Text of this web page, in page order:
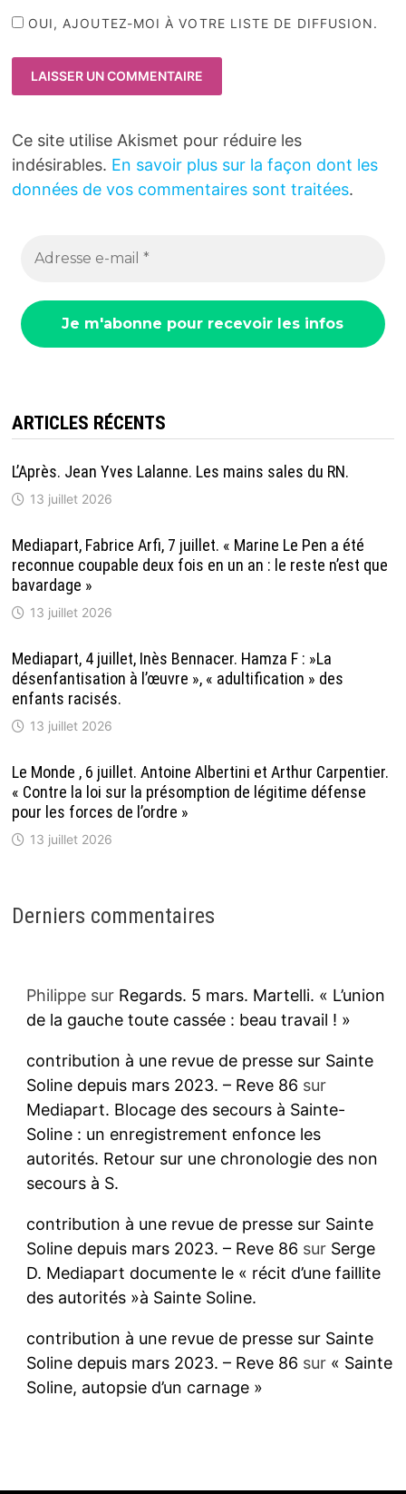
OUI, AJOUTEZ-MOI À VOTRE LISTE DE DIFFUSION.
Ce site utilise Akismet pour réduire les
indésirables. En savoir plus sur la façon dont les
données de vos commentaires sont traitées.
ARTICLES RÉCENTS
L’Après. Jean Yves Lalanne. Les mains sales du RN.
13 juillet 2026
Mediapart, Fabrice Arfi, 7 juillet. « Marine Le Pen a été
reconnue coupable deux fois en un an : le reste n’est que
bavardage »
13 juillet 2026
Mediapart, 4 juillet, Inès Bennacer. Hamza F : »La
désenfantisation à l’œuvre », « adultification » des
enfants racisés.
13 juillet 2026
Le Monde , 6 juillet. Antoine Albertini et Arthur Carpentier.
« Contre la loi sur la présomption de légitime défense
pour les forces de l’ordre »
13 juillet 2026
Derniers commentaires
Philippesur Regards. 5 mars. Martelli. « L’union
de la gauche toute cassée : beau travail ! »
contribution à une revue de presse sur Sainte
Soline depuis mars 2023. – Reve 86 sur
Mediapart. Blocage des secours à Sainte-
Soline : un enregistrement enfonce les
autorités. Retour sur une chronologie des non
secours à S.
contribution à une revue de presse sur Sainte
Soline depuis mars 2023. – Reve 86 sur Serge
D. Mediapart documente le « récit d’une faillite
des autorités »à Sainte Soline.
contribution à une revue de presse sur Sainte
Soline depuis mars 2023. – Reve 86 sur « Sainte
Soline, autopsie d’un carnage »